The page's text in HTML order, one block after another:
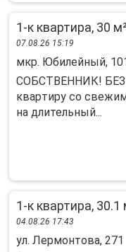
1-к квартира, 30 м²
07.08.26 15:19
мкр. Юбилейный,
СOБCTВЕНHИК!
квapтиру cо
на длительный...
1-к квартира, 30.1
04.08.26 17:43
ул. Лермонтова, 271